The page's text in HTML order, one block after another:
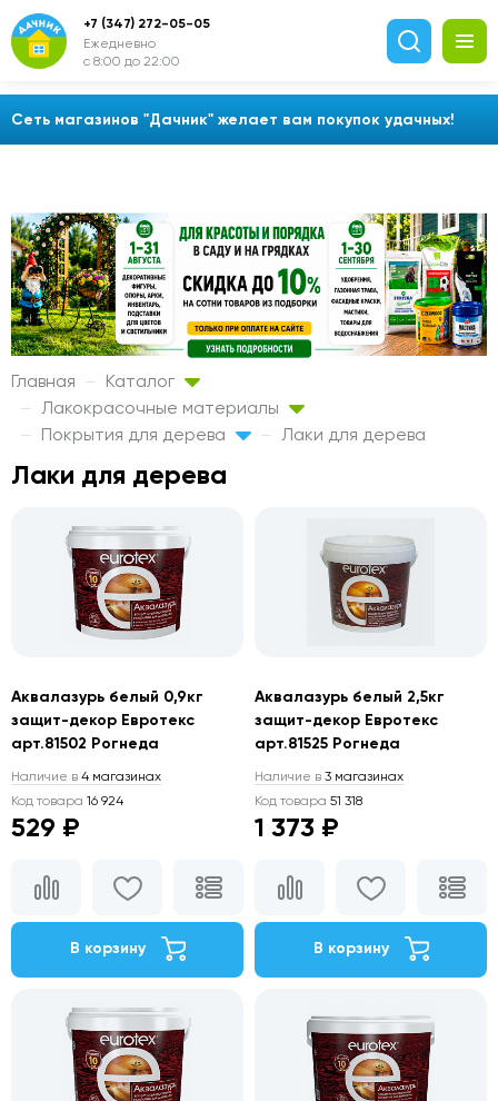
Сеть магазинов "Дачник" желает вам покупок удачных!
+7 (347) 272-05-05
Ежедневно
с 8:00 до 22:00
Главная
Каталог
Лакокрасочные материалы
Покрытия для дерева
Лаки для дерева
Лаки для дерева
Аквалазурь белый 0,9кг
защит-декор Евротекс
арт.81502 Рогнеда
Наличие в 4 магазинах
Код товара 16 924
529 ₽
В корзину
Аквалазурь белый 2,5кг
защит-декор Евротекс
арт.81525 Рогнеда
Наличие в 3 магазинах
Код товара 51 318
1 373 ₽
В корзину